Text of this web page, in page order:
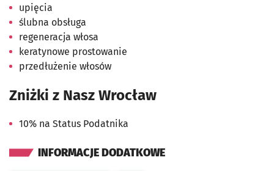
upięcia
ślubna obsługa
regeneracja włosa
keratynowe prostowanie
przedłużenie włosów
Zniżki z Nasz Wrocław
10% na Status Podatnika
INFORMACJE DODATKOWE